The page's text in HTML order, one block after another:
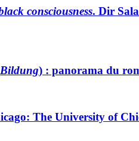
consciousness. Dir
Bildung) : panorama du
The University of